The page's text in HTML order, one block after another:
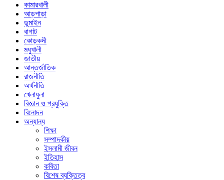
কামারখালী
আড়পাড়া
ডুমাইন
বাগাট
কোড়কদী
মধুখালী
জাতীয়
আন্তর্জাতিক
রাজনীতি
অর্থনীতি
খেলাধুলা
বিজ্ঞান ও প্রযুক্তি
বিনোদন
অন্যান্য
শিক্ষা
সম্পাদকীয়
ইসলামী জীবন
ইতিহাস
কবিতা
বিশেষ ব্যক্তিত্ব